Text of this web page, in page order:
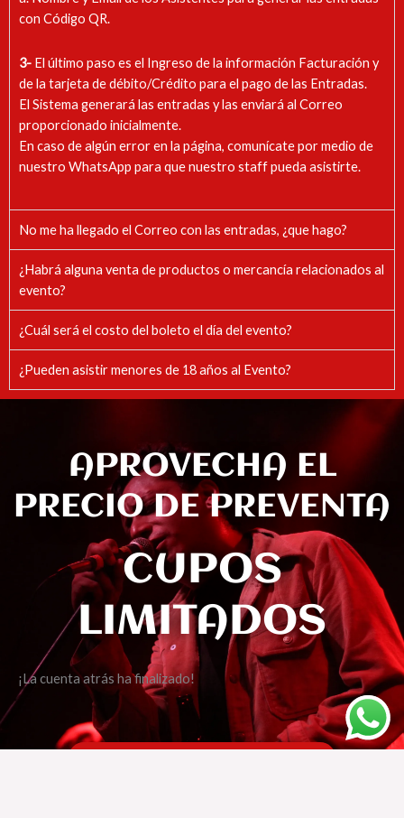
con Código QR.
3- El último paso es el Ingreso de la información Facturación y
de la tarjeta de débito/Crédito para el pago de las Entradas.
El Sistema generará las entradas y las enviará al Correo
proporcionado inicialmente.
En caso de algún error en la página, comunícate por medio de
nuestro WhatsApp para que nuestro staff pueda asistirte.
No me ha llegado el Correo con las entradas, ¿que hago?
¿Habrá alguna venta de productos o mercancía relacionados al
evento?
¿Cuál será el costo del boleto el día del evento?
¿Pueden asistir menores de 18 años al Evento?
APROVECHA EL
PRECIO DE PREVENTA
CUPOS
LIMITADOS
¡La cuenta atrás ha finalizado!